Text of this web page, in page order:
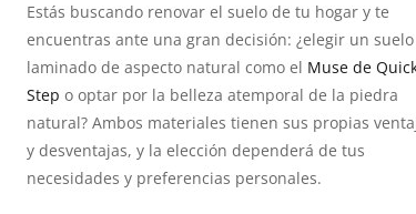
Estás buscando renovar el suelo de tu hogar y te
encuentras ante una gran decisión: ¿elegir un suelo
laminado de aspecto natural como el Muse de
Step o optar por la belleza atemporal de la piedra
natural? Ambos materiales tienen sus propias
y desventajas, y la elección dependerá de tus
necesidades y preferencias personales.